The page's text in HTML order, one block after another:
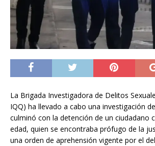
La Brigada Investigadora de Delitos
IQQ) ha llevado a cabo una investigación
culminó con la detención de un ciudadano
edad, quien se encontraba prófugo de la
una orden de aprehensión vigente por el